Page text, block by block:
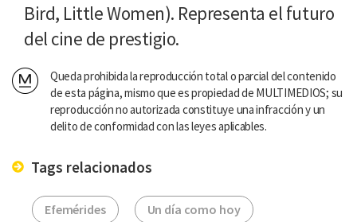
Bird, Little Women). Representa el futuro
del cine de prestigio.
Queda prohibida la reproducción total o parcial del contenido
de esta página, mismo que es propiedad de MULTIMEDIOS; su
reproducción no autorizada constituye una infracción y un
delito de conformidad con las leyes aplicables.
Tags relacionados
Efemérides Un día como hoy